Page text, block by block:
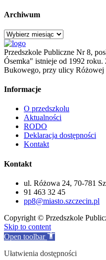
Archiwum
Archiwum
Przedszkole Publiczne Nr 8,
Ósemka" istnieje od 1992
Bukowego, przy ulicy Różowej
Informacje
O przedszkolu
Aktualności
RODO
Deklaracja dostępności
Kontakt
Kontakt
ul. Różowa 24, 70-781
91 463 32 45
pp8@miasto.szczecin.pl
Copyright © Przedszkole
Skip to content
Open toolbar
Ułatwienia dostępności